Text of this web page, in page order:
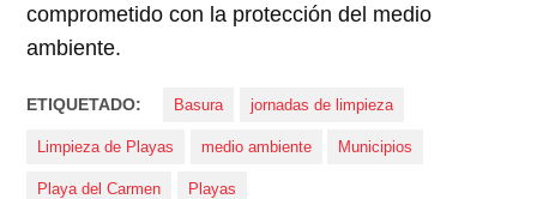
comprometido con la protección del medio
ambiente.
ETIQUETADO: Basura jornadas de limpieza
Limpieza de Playas medio ambiente Municipios
Playa del Carmen Playas